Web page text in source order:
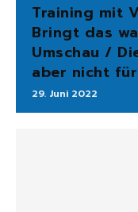
Training mit
Bringt das
Umschau /
aber nicht
29. Juni 2022